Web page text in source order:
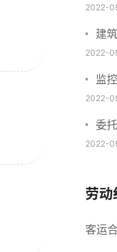
师
2022-
建
承
2022-
监
般
2022-
委托书
否
2022-
劳动
客运